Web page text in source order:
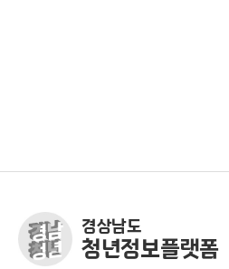
경상남도
청년정보플랫폼